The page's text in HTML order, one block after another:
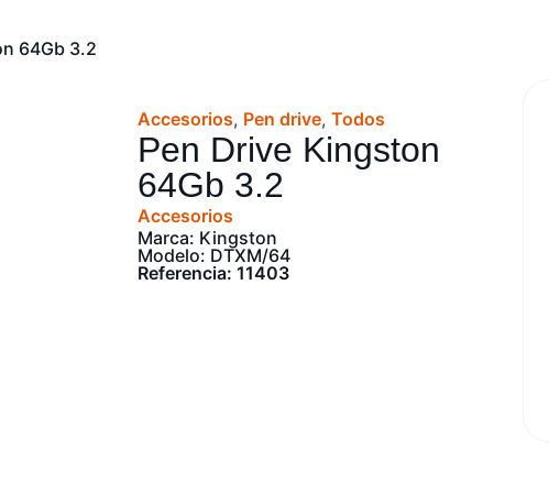
64Gb 3.2
Accesorios, Pen drive, Todos
Pen Drive Kingston
64Gb 3.2
Accesorios
Marca: Kingston
Modelo: DTXM/64
Referencia: 11403